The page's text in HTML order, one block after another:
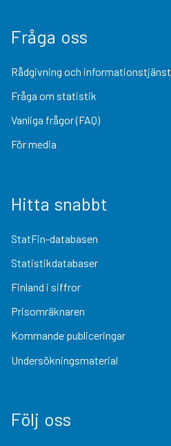
Fråga oss
Rådgivning och informationstjänst
Fråga om statistik
Vanliga frågor (FAQ)
För media
Hitta snabbt
StatFin-databasen
Statistikdatabaser
Finland i siffror
Prisomräknaren
Kommande publiceringar
Undersökningsmaterial
Följ oss